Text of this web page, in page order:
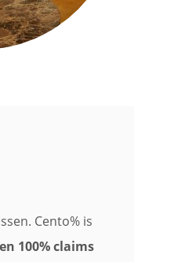
Cento% is
100% claims